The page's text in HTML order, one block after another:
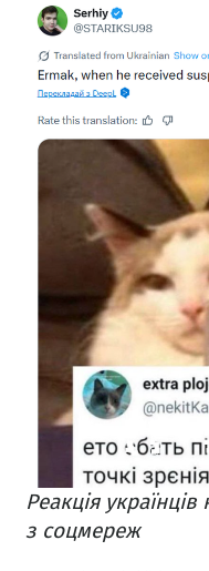
Реакція
з соцмереж